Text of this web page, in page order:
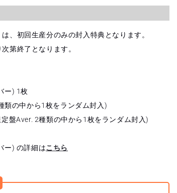
、初回生産分のみの封入特典となります。
第終了となります。
ー) 1枚
の中から1枚をランダム封入)
Aver. 2種類の中から1枚をランダム封入)
ー) の詳細はこちら